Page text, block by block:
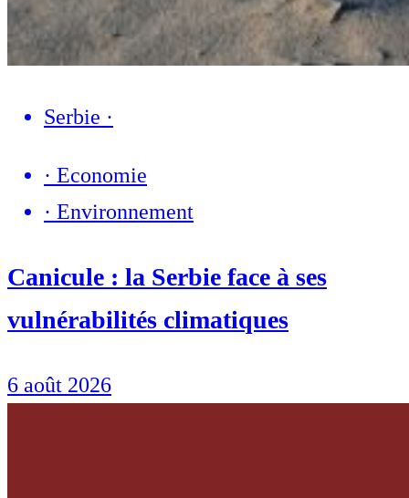
Serbie ·
· Economie
· Environnement
Canicule : la Serbie face à ses
vulnérabilités climatiques
6 août 2026